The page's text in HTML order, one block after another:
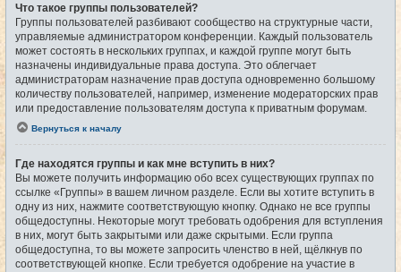
Что такое группы пользователей?
Группы пользователей разбивают сообщество на структурные части,
управляемые администратором конференции. Каждый пользователь
может состоять в нескольких группах, и каждой группе могут быть
назначены индивидуальные права доступа. Это облегчает
администраторам назначение прав доступа одновременно большому
количеству пользователей, например, изменение модераторских прав
или предоставление пользователям доступа к приватным форумам.
Вернуться к началу
Где находятся группы и как мне вступить в них?
Вы можете получить информацию обо всех существующих группах по
ссылке «Группы» в вашем личном разделе. Если вы хотите вступить в
одну из них, нажмите соответствующую кнопку. Однако не все группы
общедоступны. Некоторые могут требовать одобрения для вступления
в них, могут быть закрытыми или даже скрытыми. Если группа
общедоступна, то вы можете запросить членство в ней, щёлкнув по
соответствующей кнопке. Если требуется одобрение на участие в